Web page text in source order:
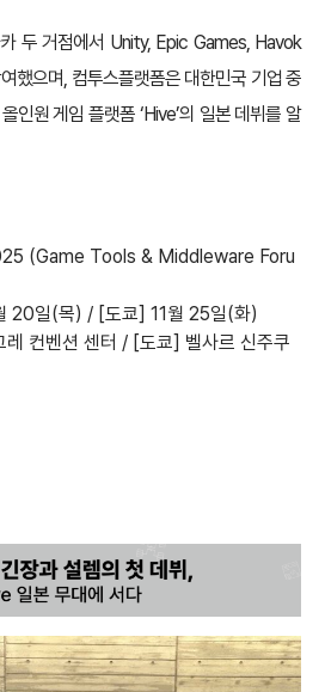
두 거점에서 Unity, Epic Games, Havok
했으며, 컴투스플랫폼은 대한민국 기업 중
인원 게임 플랫폼 ‘Hive’의 일본 데뷔를 알
(Game Tools & Middleware Foru
20일(목) / [도쿄] 11월 25일(화)
레 컨벤션 센터 / [도쿄] 벨사르 신주쿠